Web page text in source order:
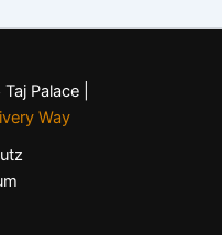
Palace |
Way